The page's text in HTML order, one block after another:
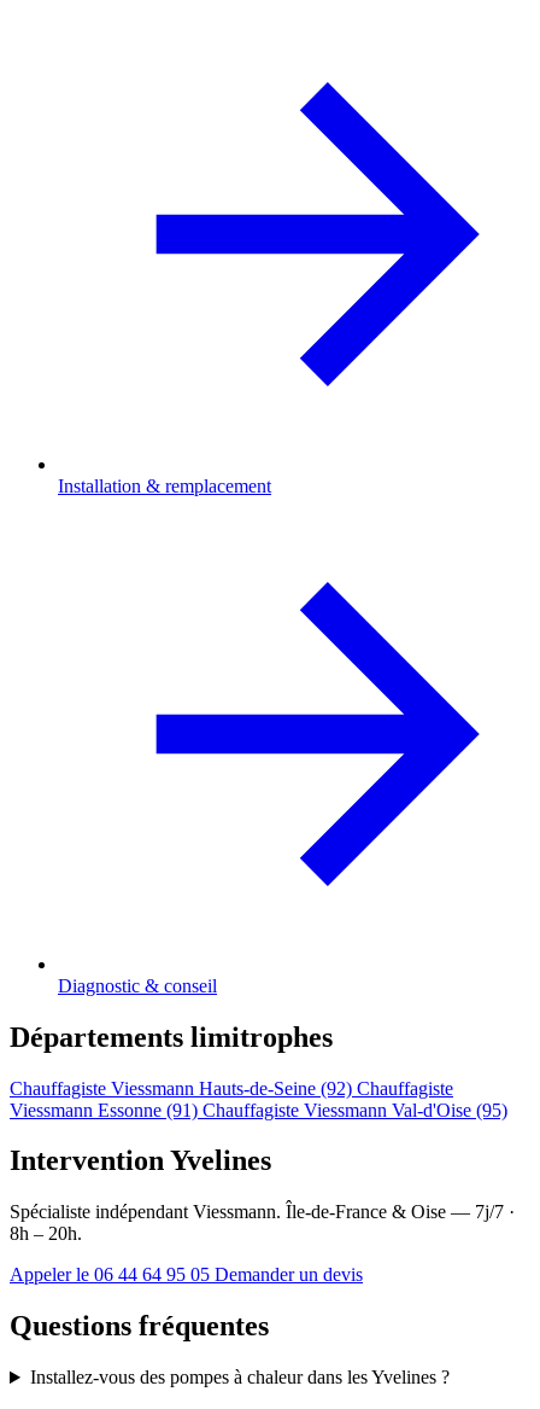
Installation & remplacement
Diagnostic & conseil
Départements limitrophes
Chauffagiste Viessmann Hauts-de-Seine (92) Chauffagiste
Viessmann Essonne (91) Chauffagiste Viessmann Val-d'Oise (95)
Intervention Yvelines
Spécialiste indépendant Viessmann. Île-de-France & Oise — 7j/7 ·
8h – 20h.
Appeler le 06 44 64 95 05 Demander un devis
Questions fréquentes
Installez-vous des pompes à chaleur dans les Yvelines ?